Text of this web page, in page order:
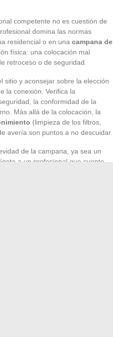
competente no es cuestión de
domina las normas
residencial o en una campana de
física: una colocación mal
retroceso o de seguridad.
sitio y aconsejar sobre la elección
la conexión. Verifica la
la conformidad de la
Más allá de la colocación, la
(limpieza de los filtros,
avería son puntos a no descuidar.
de la campana, ya sea un
a un profesional que cuente